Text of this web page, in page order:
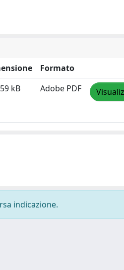
Formato
kB Adobe PDF
indicazione.